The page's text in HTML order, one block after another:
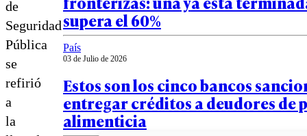
de
Seguridad
Pública
se
refirió
a
la
supera el 60%
País
03 de Julio de 2026
Estos son los cinco bancos
entregar créditos a deudores de
alimenticia